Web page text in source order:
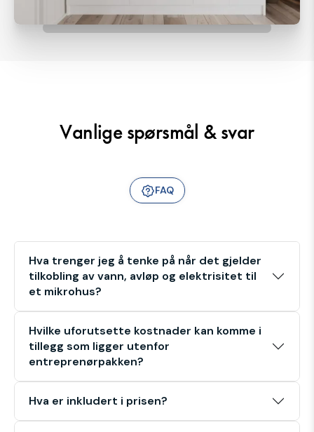
Vanlige spørsmål & svar
FAQ
Hva trenger jeg å tenke på når det gjelder
tilkobling av vann, avløp og elektrisitet til
et mikrohus?
Hvilke uforutsette kostnader kan komme i
tillegg som ligger utenfor
entreprenørpakken?
Hva er inkludert i prisen?